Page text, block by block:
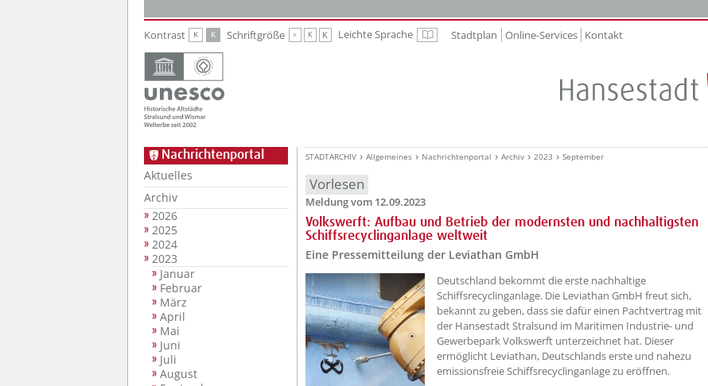
Kontrast K K Schriftgröße K K K Leichte Sprache Leichte Sprache
Stadtplan Online-Services Kontakt
Nachrichtenportal
Aktuelles
Archiv
2026
2025
2024
2023
Januar
Februar
März
April
Mai
Juni
Juli
August
STADTARCHIV Allgemeines Nachrichtenportal Archiv 2023 September
Vorlesen
Meldung vom 12.09.2023
Volkswerft: Aufbau und Betrieb der modernsten und nachhaltigsten
Schiffsrecyclinganlage weltweit
Eine Pressemitteilung der Leviathan GmbH
??? absaetzeOben[1]/titel ???
Deutschland bekommt die erste nachhaltige
Schiffsrecyclinganlage. Die Leviathan GmbH freut sich,
bekannt zu geben, dass sie dafür einen Pachtvertrag mit
der Hansestadt Stralsund im Maritimen Industrie- und
Gewerbepark Volkswerft unterzeichnet hat. Dieser
ermöglicht Leviathan, Deutschlands erste und nahezu
emissionsfreie Schiffsrecyclinganlage zu eröffnen.